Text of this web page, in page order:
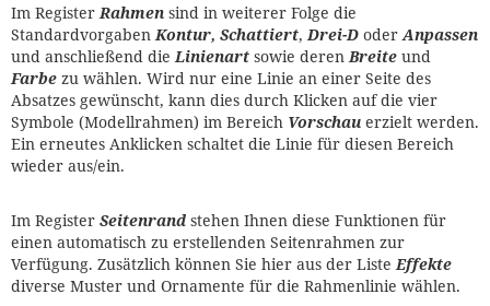
Im Register Rahmen sind in weiterer Folge die
Standardvorgaben Kontur, Schattiert, Drei-D oder Anpassen
und anschließend die Linienart sowie deren Breite und
Farbe zu wählen. Wird nur eine Linie an einer Seite des
Absatzes gewünscht, kann dies durch Klicken auf die vier
Symbole (Modellrahmen) im Bereich Vorschau erzielt werden.
Ein erneutes Anklicken schaltet die Linie für diesen Bereich
wieder aus/ein.
Im Register Seitenrand stehen Ihnen diese Funktionen für
einen automatisch zu erstellenden Seitenrahmen zur
Verfügung. Zusätzlich können Sie hier aus der Liste Effekte
diverse Muster und Ornamente für die Rahmenlinie wählen.